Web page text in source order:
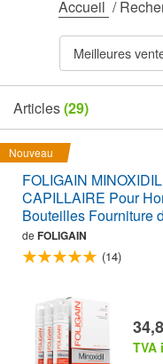
Accueil /
Meilleures
Articles(29)
Nouveau
FOLIGAIN
CAPILLAIRE Pour
Bouteilles Fourniture
de FOLIGAIN
(14)
TVA